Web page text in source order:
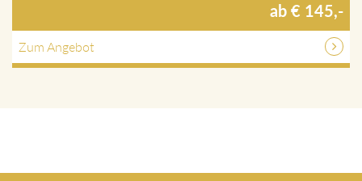
ab € 145,-
Zum Angebot